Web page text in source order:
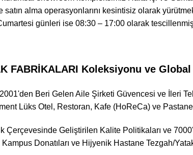
alma operasyonlarını kesintisiz olarak
günleri ise 08:30 – 17:00 olarak
FABRİKALARI Koleksiyonu ve
Beri Gelen Aile Şirketi Güvencesi ve İleri
Lüks Otel, Restoran, Kafe (HoReCa) ve
Çerçevesinde Geliştirilen Kalite Politikaları ve
Kampus Donatıları ve Hijyenik Hastane Tezgah/